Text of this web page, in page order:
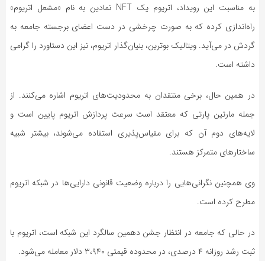
به مناسبت این رویداد، اتریوم یک NFT نمادین به نام «مشعل اتریوم»
راه‌اندازی کرده که به صورت چرخشی در دست اعضای برجسته جامعه به
گردش در می‌آید. ویتالیک بوترین، بنیان‌گذار اتریوم، نیز این دستاورد را گرامی
داشته است.
در همین حال، برخی منتقدان به محدودیت‌های اتریوم اشاره می‌کنند. از
جمله مارتین پارتی که معتقد است سرعت پردازش اتریوم پایین است و
لایه‌های دوم آن که برای مقیاس‌پذیری استفاده می‌شوند، بیشتر شبیه
ساختار‌های متمرکز هستند.
وی همچنین نگرانی‌هایی را درباره وضعیت قانونی دارایی‌ها در شبکه اتریوم
مطرح کرده است.
در حالی که جامعه در انتظار جشن دهمین سالگرد این شبکه است، اتریوم با
ثبت رشد روزانه ۴ درصدی، در محدوده قیمتی ۳،۹۴۰ دلار معامله می‌شود.